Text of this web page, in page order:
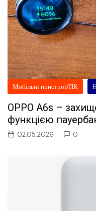
Мобільні пристрої/ПК
OPPO A6s –
функцією
02.05.2026 0